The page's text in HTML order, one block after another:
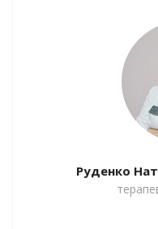
Руденко